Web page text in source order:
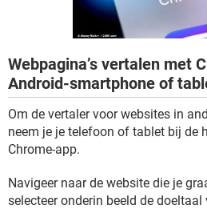
Webpagina’s vertalen met
Android-smartphone of
Om de vertaler voor websites in
neem je je telefoon of tablet bij de
Chrome-app.
Navigeer naar de website die je
selecteer onderin beeld de doeltaal